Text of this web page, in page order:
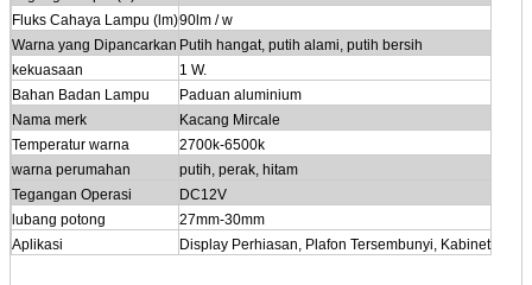
Fluks Cahaya Lampu (lm)90lm / w
Warna yang Dipancarkan Putih hangat, putih alami, putih bersih
kekuasaan
1 W.
Bahan Badan Lampu
Paduan aluminium
Nama merk
Kacang Mircale
Temperatur warna
2700k-6500k
warna perumahan
putih, perak, hitam
Tegangan Operasi
DC12V
lubang potong
27mm-30mm
Aplikasi
Display Perhiasan, Plafon Tersembunyi, Kabinet